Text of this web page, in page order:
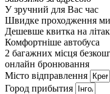
У зручний для Вас час
Швидке проходження
Дешевше квитка на літак
Комфортніше автобуса
2 багажних місця
онлайн бронювання
Мiсто вiдправлення
Город прибытия